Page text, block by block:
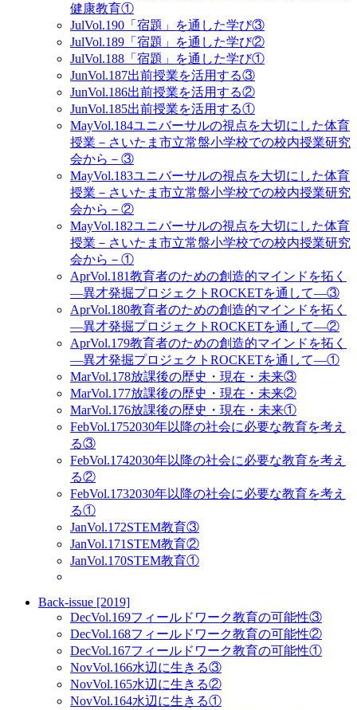
健康教育①
JulVol.190 「宿題」を通した学び③
JulVol.189 「宿題」を通した学び②
JulVol.188 「宿題」を通した学び①
JunVol.187出前授業を活用する③
JunVol.186出前授業を活用する②
JunVol.185出前授業を活用する①
MayVol.184ユニバーサルの視点を大切にした体育
授業－さいたま市立常盤小学校での校内授業研究
会から－③
MayVol.183ユニバーサルの視点を大切にした体育
授業－さいたま市立常盤小学校での校内授業研究
会から－②
MayVol.182ユニバーサルの視点を大切にした体育
授業－さいたま市立常盤小学校での校内授業研究
会から－①
AprVol.181教育者のための創造的マインドを拓く
―異才発掘プロジェクトROCKETを通して―③
AprVol.180教育者のための創造的マインドを拓く
―異才発掘プロジェクトROCKETを通して―②
AprVol.179教育者のための創造的マインドを拓く
―異才発掘プロジェクトROCKETを通して―①
MarVol.178放課後の歴史・現在・未来③
MarVol.177放課後の歴史・現在・未来②
MarVol.176放課後の歴史・現在・未来①
FebVol.1752030年以降の社会に必要な教育を考え
る③
FebVol.1742030年以降の社会に必要な教育を考え
る②
FebVol.1732030年以降の社会に必要な教育を考え
る①
JanVol.172STEM教育③
JanVol.171 STEM教育②
JanVol.170STEM教育①
Back-issue [2019]
DecVol.169フィールドワーク教育の可能性③
DecVol.168フィールドワーク教育の可能性②
DecVol.167フィールドワーク教育の可能性①
NovVol.166水辺に生きる③
NovVol.165水辺に生きる②
NovVol.164水辺に生きる①